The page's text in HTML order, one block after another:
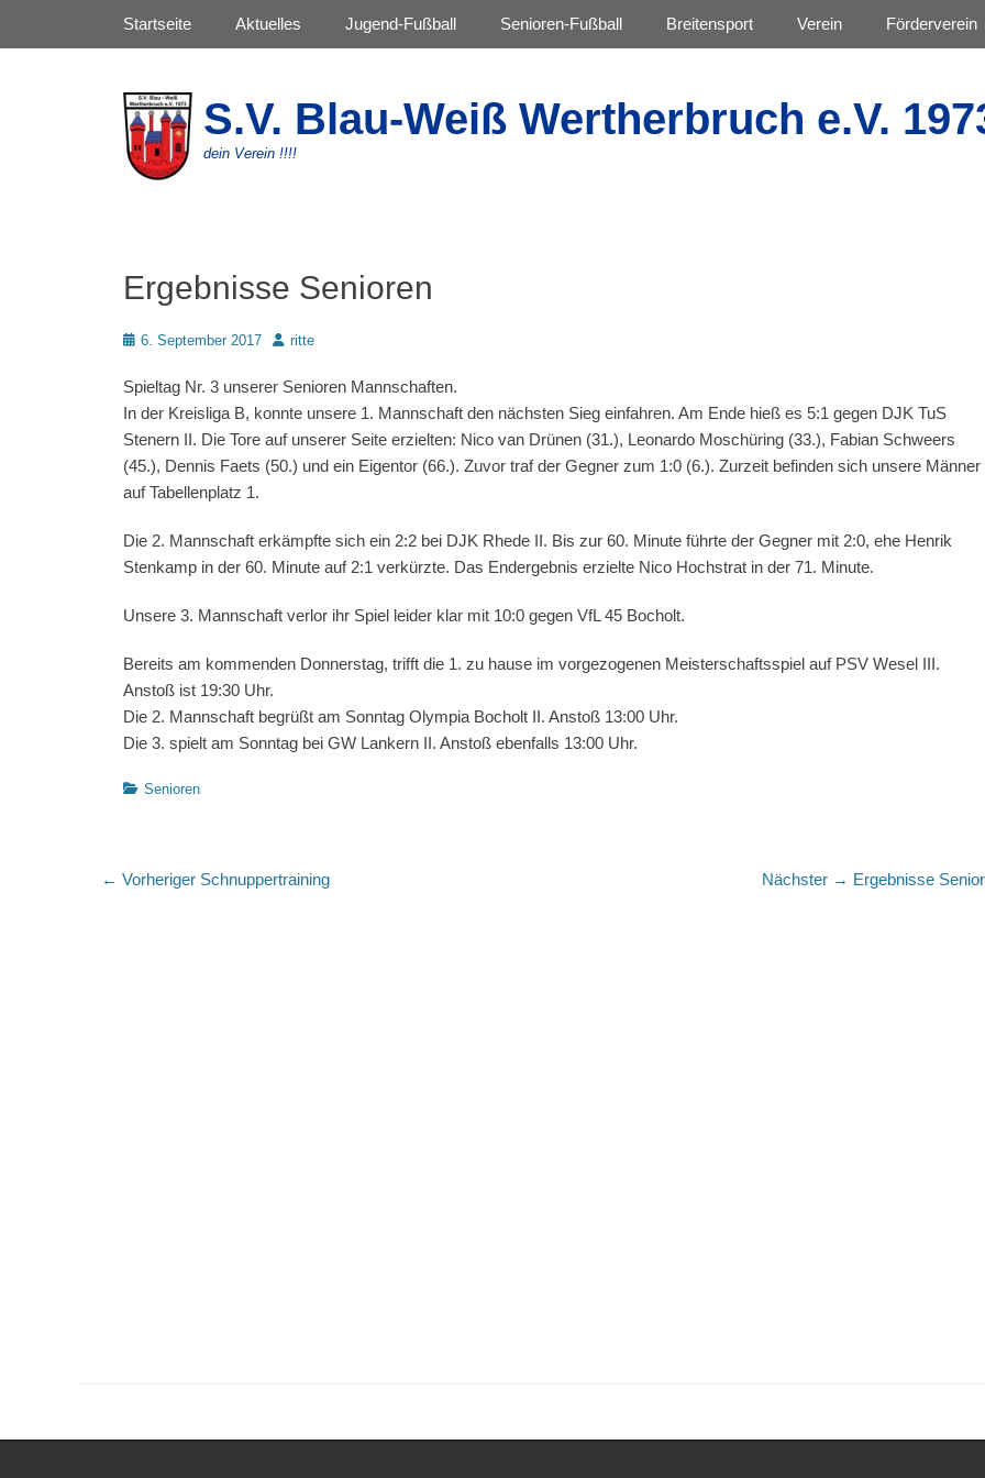
S.V. Blau-Weiß Wertherbruch e.V.
dein Verein !!!!
Primäres Menü
Startseite Aktuelles Jugend-Fußball Senioren-Fußball Breitensport Verein Förderverein
Ergebnisse Senioren
Posted
6. September 2017 Autor
ritte
Spieltag Nr. 3 unserer Senioren Mannschaften.
In der Kreisliga B, konnte unsere 1. Mannschaft den nächsten Sieg einfahren. Am Ende hieß es 5:1 gegen DJK TuS
Stenern II. Die Tore auf unserer Seite erzielten: Nico van Drünen (31.), Leonardo Moschüring (33.), Fabian Schweers
(45.), Dennis Faets (50.) und ein Eigentor (66.). Zuvor traf der Gegner zum 1:0 (6.). Zurzeit befinden sich unsere Männer
auf Tabellenplatz 1.
Die 2. Mannschaft erkämpfte sich ein 2:2 bei DJK Rhede II. Bis zur 60. Minute führte der Gegner mit 2:0, ehe Henrik
Stenkamp in der 60. Minute auf 2:1 verkürzte. Das Endergebnis erzielte Nico Hochstrat in der 71. Minute.
Unsere 3. Mannschaft verlor ihr Spiel leider klar mit 10:0 gegen VfL 45 Bocholt.
Bereits am kommenden Donnerstag, trifft die 1. zu hause im vorgezogenen Meisterschaftsspiel auf PSV Wesel III.
Anstoß ist 19:30 Uhr.
Die 2. Mannschaft begrüßt am Sonntag Olympia Bocholt II. Anstoß 13:00 Uhr.
Die 3. spielt am Sonntag bei GW Lankern II. Anstoß ebenfalls 13:00 Uhr.
Kategorien
Senioren
Beitragsnavigation
← Vorheriger Vorheriger
Schnuppertraining Nächster → Nächster
Ergebnisse